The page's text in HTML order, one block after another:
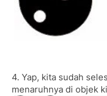
4. Yap, kita sudah
menaruhnya di objek